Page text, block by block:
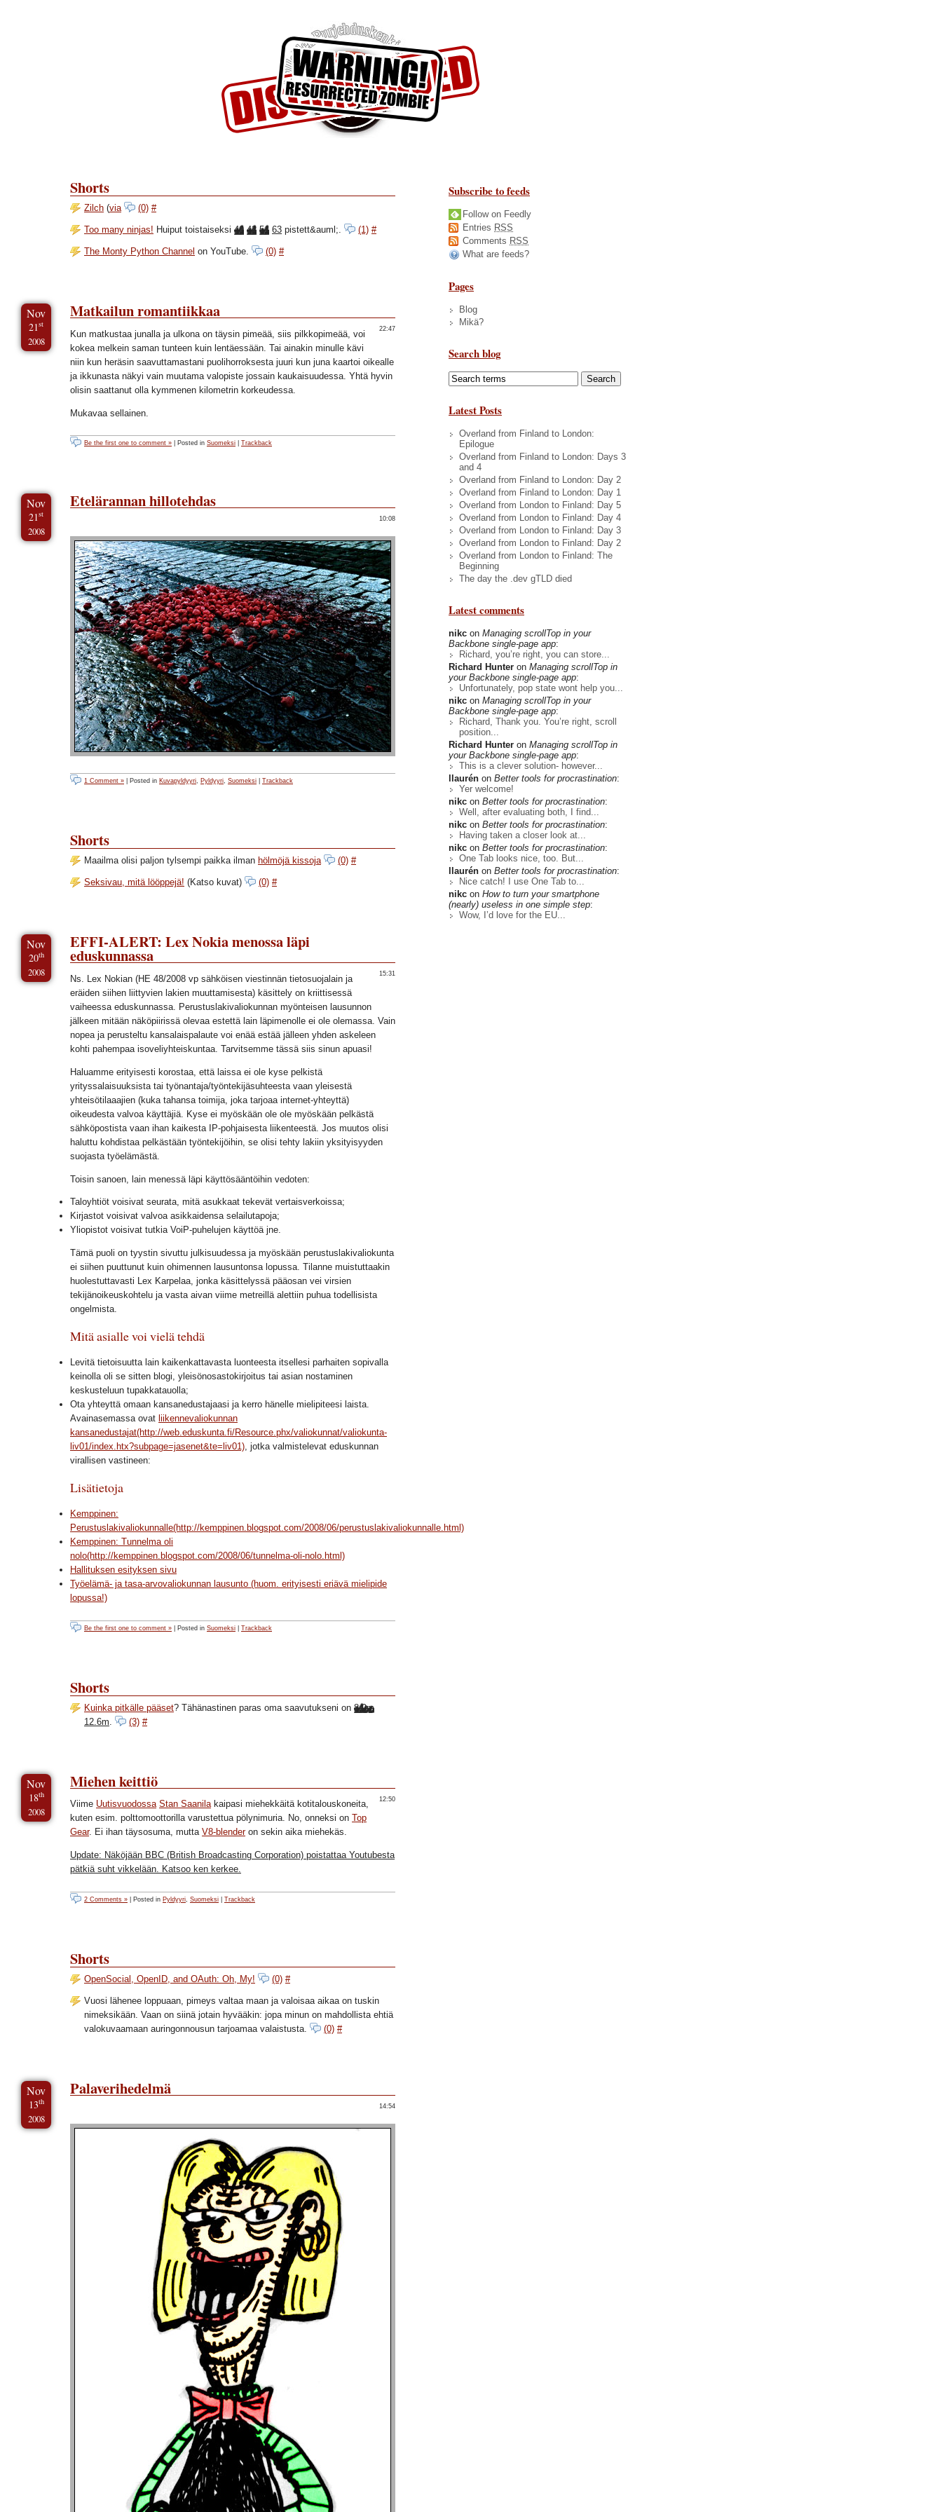
Shorts
Zilch (via (0) #
Too many ninjas! Huiput toistaiseksi 40 42 51 63 pistett&auml;. (1) #
The Monty Python Channel on YouTube. (0) #
Nov
21st
2008
Matkailun romantiikkaa
22:47
Kun matkustaa junalla ja ulkona on täysin pimeää, siis pilkkopimeää, voi
kokea melkein saman tunteen kuin lentäessään. Tai ainakin minulle kävi
niin kun heräsin saavuttamastani puolihorroksesta juuri kun juna kaartoi oikealle
ja ikkunasta näkyi vain muutama valopiste jossain kaukaisuudessa. Yhtä hyvin
olisin saattanut olla kymmenen kilometrin korkeudessa.
Mukavaa sellainen.
Be the first one to comment » | Posted in Suomeksi Trackback
Nov
21st
2008
Etelärannan hillotehdas
10:08
1 Comment » | Posted in Kuvapyldyyri, Pyldyyri, Suomeksi Trackback
Shorts
Maailma olisi paljon tylsempi paikka ilman hölmöjä kissoja (0) #
Seksivau, mitä lööppejä! (Katso kuvat) (0) #
Nov
20th
2008
EFFI-ALERT: Lex Nokia menossa läpi
eduskunnassa
15:31
Ns. Lex Nokian (HE 48/2008 vp sähköisen viestinnän tietosuojalain ja
eräiden siihen liittyvien lakien muuttamisesta) käsittely on kriittisessä
vaiheessa eduskunnassa. Perustuslakivaliokunnan myönteisen lausunnon
jälkeen mitään näköpiirissä olevaa estettä lain läpimenolle ei ole olemassa. Vain
nopea ja perusteltu kansalaispalaute voi enää estää jälleen yhden askeleen
kohti pahempaa isoveliyhteiskuntaa. Tarvitsemme tässä siis sinun apuasi!
Haluamme erityisesti korostaa, että laissa ei ole kyse pelkistä
yrityssalaisuuksista tai työnantaja/työntekijäsuhteesta vaan yleisestä
yhteisötilaaajien (kuka tahansa toimija, joka tarjoaa internet-yhteyttä)
oikeudesta valvoa käyttäjiä. Kyse ei myöskään ole ole myöskään pelkästä
sähköpostista vaan ihan kaikesta IP-pohjaisesta liikenteestä. Jos muutos olisi
haluttu kohdistaa pelkästään työntekijöihin, se olisi tehty lakiin yksityisyyden
suojasta työelämästä.
Toisin sanoen, lain menessä läpi käyttösääntöihin vedoten:
Taloyhtiöt voisivat seurata, mitä asukkaat tekevät vertaisverkoissa;
Kirjastot voisivat valvoa asikkaidensa selailutapoja;
Yliopistot voisivat tutkia VoiP-puhelujen käyttöä jne.
Tämä puoli on tyystin sivuttu julkisuudessa ja myöskään perustuslakivaliokunta
ei siihen puuttunut kuin ohimennen lausuntonsa lopussa. Tilanne muistuttaakin
huolestuttavasti Lex Karpelaa, jonka käsittelyssä pääosan vei virsien
tekijänoikeuskohtelu ja vasta aivan viime metreillä alettiin puhua todellisista
ongelmista.
Mitä asialle voi vielä tehdä
Levitä tietoisuutta lain kaikenkattavasta luonteesta itsellesi parhaiten sopivalla
keinolla oli se sitten blogi, yleisönosastokirjoitus tai asian nostaminen
keskusteluun tupakkatauolla;
Ota yhteyttä omaan kansanedustajaasi ja kerro hänelle mielipiteesi laista.
Avainasemassa ovat liikennevaliokunnan
kansanedustajat(http://web.eduskunta.fi/Resource.phx/valiokunnat/valiokunta-
liv01/index.htx?subpage=jasenet&te=liv01), jotka valmistelevat eduskunnan
virallisen vastineen:
Lisätietoja
Kemppinen:
Perustuslakivaliokunnalle(http://kemppinen.blogspot.com/2008/06/perustuslakivaliokunnalle.html)
Kemppinen: Tunnelma oli
nolo(http://kemppinen.blogspot.com/2008/06/tunnelma-oli-nolo.html)
Hallituksen esityksen sivu
Työelämä- ja tasa-arvovaliokunnan lausunto (huom. erityisesti eriävä mielipide
lopussa!)
Be the first one to comment » | Posted in Suomeksi Trackback
Shorts
Kuinka pitkälle pääset? Tähänastinen paras oma saavutukseni on 8.9m
12.6m
(3) #
Nov
18th
2008
Miehen keittiö
12:50
Viime Uutisvuodossa Stan Saanilakaipasi miehekkäitä kotitalouskoneita,
kuten esim. polttomoottorilla varustettua pölynimuria. No, onneksi on Top
Gear. Ei ihan täysosuma, mutta V8-blenderon sekin aika miehekäs.
Update: Näköjään BBC (British Broadcasting Corporation) poistattaa Youtubesta
pätkiä suht vikkelään. Katsoo ken kerkee.
2 Comments » | Posted in Pyldyyri Suomeksi Trackback
Shorts
OpenSocial, OpenID, and OAuth: Oh, My! (0) #
Vuosi lähenee loppuaan, pimeys valtaa maan ja valoisaa aikaa on tuskin
nimeksikään. Vaan on siinä jotain hyvääkin: jopa minun on mahdollista ehtiä
valokuvaamaan auringonnousun tarjoamaa valaistusta.
(0) #
Nov
13th
2008
Palaverihedelmä
14:54
Subscribe to feeds
Follow on Feedly
Entries RSS
Comments RSS
What are feeds?
Pages
Blog
Mikä?
Search blog
Latest Posts
Overland from Finland to London:
Epilogue
Overland from Finland to London: Days 3
and 4
Overland from Finland to London: Day 2
Overland from Finland to London: Day 1
Overland from London to Finland: Day 5
Overland from London to Finland: Day 4
Overland from London to Finland: Day 3
Overland from London to Finland: Day 2
Overland from London to Finland: The
Beginning
The day the .dev gTLD died
Latest comments
nikc on Managing scrollTop in your
Backbone single-page app:
Richard, you’re right, you can store...
Richard Hunter on Managing scrollTop in
your Backbone single-page app:
Unfortunately, pop state wont help you...
nikc on Managing scrollTop in your
Backbone single-page app:
Richard, Thank you. You’re right, scroll
position...
Richard Hunter on Managing scrollTop in
your Backbone single-page app:
This is a clever solution- however...
llaurén on Better tools for procrastination:
Yer welcome!
nikc on Better tools for procrastination:
Well, after evaluating both, I find...
nikc on Better tools for procrastination:
Having taken a closer look at...
nikc on Better tools for procrastination:
One Tab looks nice, too. But...
llaurén on Better tools for procrastination:
Nice catch! I use One Tab to...
nikc on How to turn your smartphone
(nearly) useless in one simple step:
Wow, I’d love for the EU...